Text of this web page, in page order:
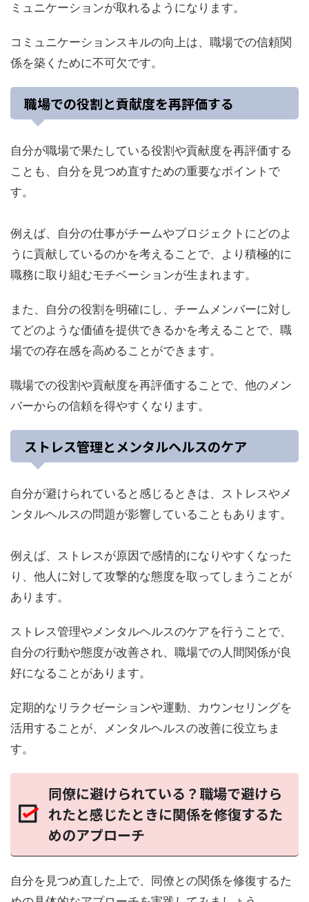
ミュニケーションが取れるようになります。
コミュニケーションスキルの向上は、職場での信頼関
係を築くために不可欠です。
職場での役割と貢献度を再評価する
自分が職場で果たしている役割や貢献度を再評価する
ことも、自分を見つめ直すための重要なポイントで
す。
例えば、自分の仕事がチームやプロジェクトにどのよ
うに貢献しているのかを考えることで、より積極的に
職務に取り組むモチベーションが生まれます。
また、自分の役割を明確にし、チームメンバーに対し
てどのような価値を提供できるかを考えることで、職
場での存在感を高めることができます。
職場での役割や貢献度を再評価することで、他のメン
バーからの信頼を得やすくなります。
ストレス管理とメンタルヘルスのケア
自分が避けられていると感じるときは、ストレスやメ
ンタルヘルスの問題が影響していることもあります。
例えば、ストレスが原因で感情的になりやすくなった
り、他人に対して攻撃的な態度を取ってしまうことが
あります。
ストレス管理やメンタルヘルスのケアを行うことで、
自分の行動や態度が改善され、職場での人間関係が良
好になることがあります。
定期的なリラクゼーションや運動、カウンセリングを
活用することが、メンタルヘルスの改善に役立ちま
す。
同僚に避けられている？職場で避けら
れたと感じたときに関係を修復するた
めのアプローチ
自分を見つめ直した上で、同僚との関係を修復するた